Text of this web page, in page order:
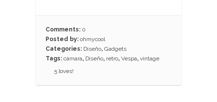
Comments: 0
Posted by: ohmycool
Categories: Diseño, Gadgets
Tags: cámara, Diseño, retro, Vespa, vintage
5 loves!